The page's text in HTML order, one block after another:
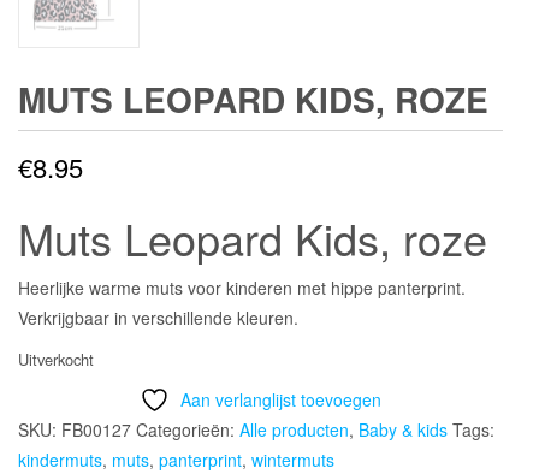
MUTS LEOPARD KIDS, ROZE
€8.95
Muts Leopard Kids, roze
Heerlijke warme muts voor kinderen met hippe panterprint.
Verkrijgbaar in verschillende kleuren.
Uitverkocht
Aan verlanglijst toevoegen
SKU: FB00127 Categorieën: Alle producten, Baby & kids Tags:
kindermuts, muts, panterprint, wintermuts